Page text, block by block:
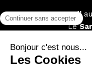
DuMardiau
Le